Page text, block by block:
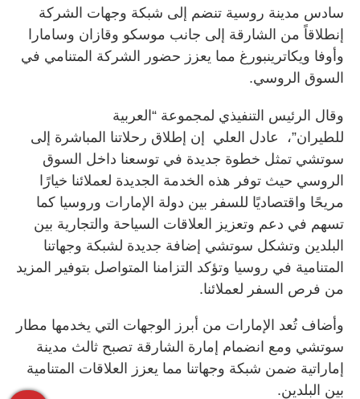
سادس مدينة روسية تنضم إلى شبكة وجهات الشركة
إنطلاقاً من الشارقة إلى جانب موسكو وقازان وسامارا
وأوفا ويكاترينبورغ مما يعزز حضور الشركة المتنامي في
السوق الروسي.
وقال الرئيس التنفيذي لمجموعة “العربية
للطيران”، عادل العلي إن إطلاق رحلاتنا المباشرة إلى
سوتشي تمثل خطوة جديدة في توسعنا داخل السوق
الروسي حيث توفر هذه الخدمة الجديدة لعملائنا خيارًا
مريحًا واقتصاديًا للسفر بين دولة الإمارات وروسيا كما
تسهم في دعم وتعزيز العلاقات السياحة والتجارية بين
البلدين وتشكل سوتشي إضافة جديدة لشبكة وجهاتنا
المتنامية في روسيا وتؤكد التزامنا المتواصل بتوفير المزيد
من فرص السفر لعملائنا.
وأضاف تُعد الإمارات من أبرز الوجهات التي يخدمها مطار
سوتشي ومع انضمام إمارة الشارقة تصبح ثالث مدينة
إماراتية ضمن شبكة وجهاتنا مما يعزز العلاقات المتنامية
بين البلدين.